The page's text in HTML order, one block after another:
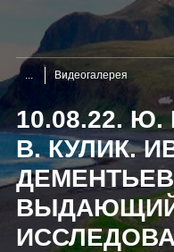
Видеогалерея
10.08.22.
В. КУЛИК.